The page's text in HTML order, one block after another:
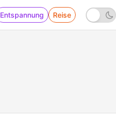
Entspannung Reise